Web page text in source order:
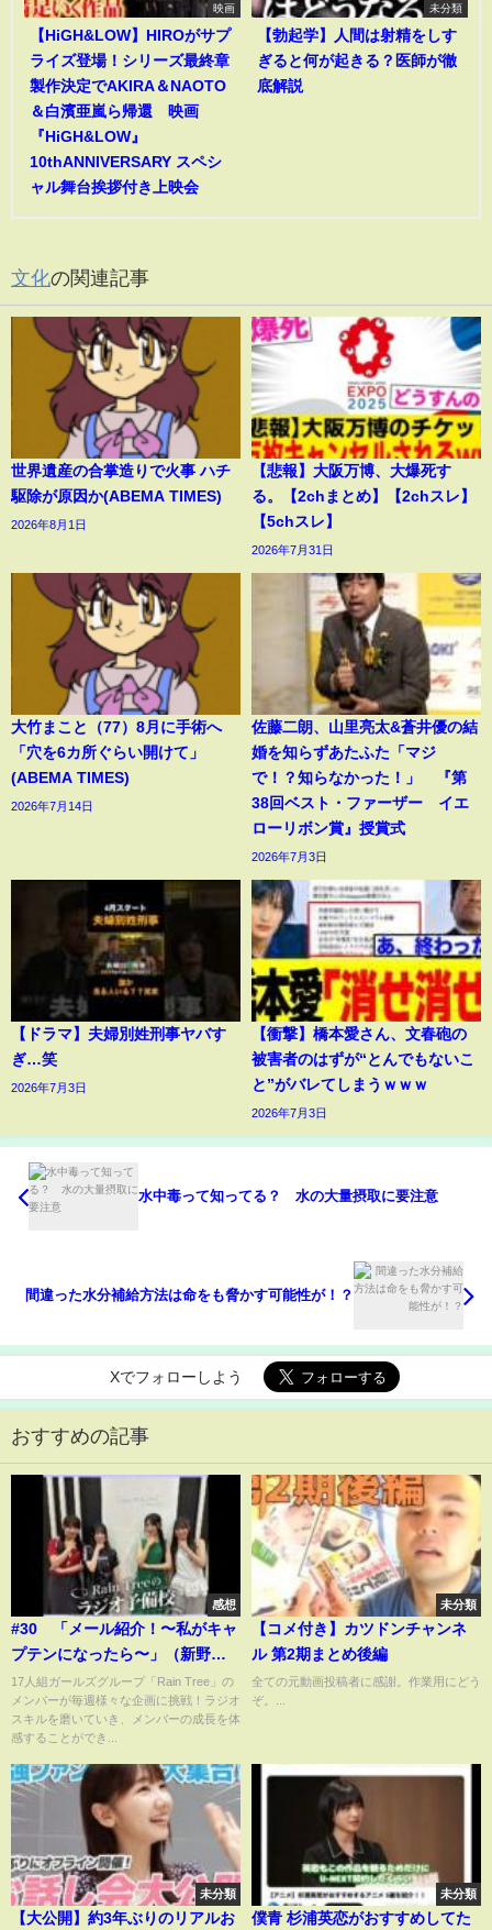
映画
【HiGH&LOW】HIROがサプ
ライズ登場！シリーズ最終章
製作決定でAKIRA＆NAOTO
＆白濱亜嵐ら帰還 映画
『HiGH&LOW』
10thANNIVERSARY スペシ
ャル舞台挨拶付き上映会
未分類
【勃起学】人間は射精をしす
ぎると何が起きる？医師が徹
底解説
文化の関連記事
世界遺産の合掌造りで火事 ハチ
駆除が原因か(ABEMA TIMES)
2026年8月1日
【悲報】大阪万博、大爆死す
る。【2chまとめ】【2chスレ】
【5chスレ】
2026年7月31日
大竹まこと（77）8月に手術へ
「穴を6カ所ぐらい開けて」
(ABEMA TIMES)
2026年7月14日
佐藤二朗、山里亮太&蒼井優の結
婚を知らずあたふた「マジ
で！？知らなかった！」 『第
38回ベスト・ファーザー イエ
ローリボン賞』授賞式
2026年7月3日
【ドラマ】夫婦別姓刑事ヤバす
ぎ…笑
2026年7月3日
【衝撃】橋本愛さん、文春砲の
被害者のはずが“とんでもないこ
と”がバレてしまうｗｗｗ
2026年7月3日
水中毒って知ってる？ 水の大量摂取に要注意
間違った水分補給方法は命をも脅かす可能性が！？
Xでフォローしよう
おすすめの記事
感想
#30 「メール紹介！〜私がキャ
プテンになったら〜」（新野楓
果、朝宮日向、片瀬真花、水野
乃愛）
17人組ガールズグループ「Rain Tree」の
メンバーが毎週様々な企画に挑戦！ラジオ
スキルを磨いていき、メンバーの成長を体
感することができ...
未分類
【コメ付き】カツドンチャンネ
ル 第2期まとめ後編
全ての元動画投稿者に感謝。作業用にどう
ぞ。...
未分類
【大公開】約3年ぶりのリアルお
未分類
僕青 杉浦英恋がおすすめしてた